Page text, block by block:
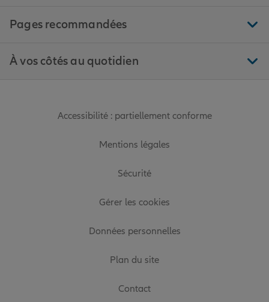
Pages recommandées
À vos côtés au quotidien
Accessibilité : partiellement conforme
Mentions légales
Sécurité
Gérer les cookies
Données personnelles
Plan du site
Contact